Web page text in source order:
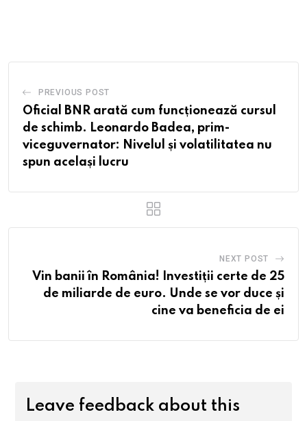
PREVIOUS POST
Oficial BNR arată cum funcționează cursul
de schimb. Leonardo Badea, prim-
viceguvernator: Nivelul și volatilitatea nu
spun același lucru
NEXT POST
Vin banii în România! Investiții certe de 25
de miliarde de euro. Unde se vor duce și
cine va beneficia de ei
Leave feedback about this